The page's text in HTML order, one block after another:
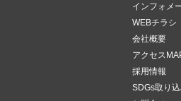
インフォメ
WEBチラシ
会社概要
アクセス
採用情報
SDGs取り